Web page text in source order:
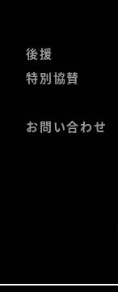
後援
特別協賛
お問い合わせ